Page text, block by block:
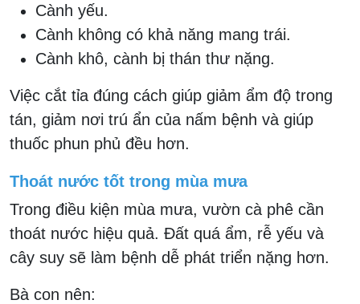
Cành yếu.
Cành không có khả năng mang trái.
Cành khô, cành bị thán thư nặng.
Việc cắt tỉa đúng cách giúp giảm ẩm độ trong
tán, giảm nơi trú ẩn của nấm bệnh và giúp
thuốc phun phủ đều hơn.
Thoát nước tốt trong mùa mưa
Trong điều kiện mùa mưa, vườn cà phê cần
thoát nước hiệu quả. Đất quá ẩm, rễ yếu và
cây suy sẽ làm bệnh dễ phát triển nặng hơn.
Bà con nên: